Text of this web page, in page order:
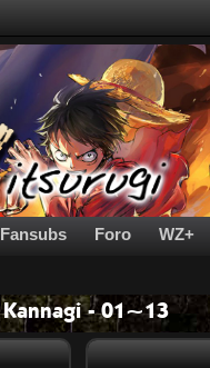
Fansubs Foro WZ+
Kannagi - 01~13